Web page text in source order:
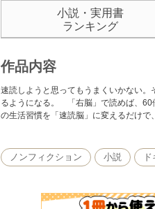
小説・実用書
ランキング
作品内容
速読しようと思ってもうまくいかない。
るようになる。 「右脳」で読めば、60
の生活習慣を「速読脳」に変えるだけで
ノンフィクション 小説